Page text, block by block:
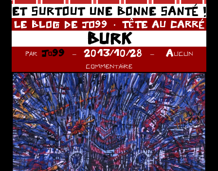
ET SURTOUT UNE BONNE SANTÉ !
LE BLOG DE JO99 TÊTE AU CARRÉ
BURK
par Jo99 2013/10/28
Aucun
commentaire